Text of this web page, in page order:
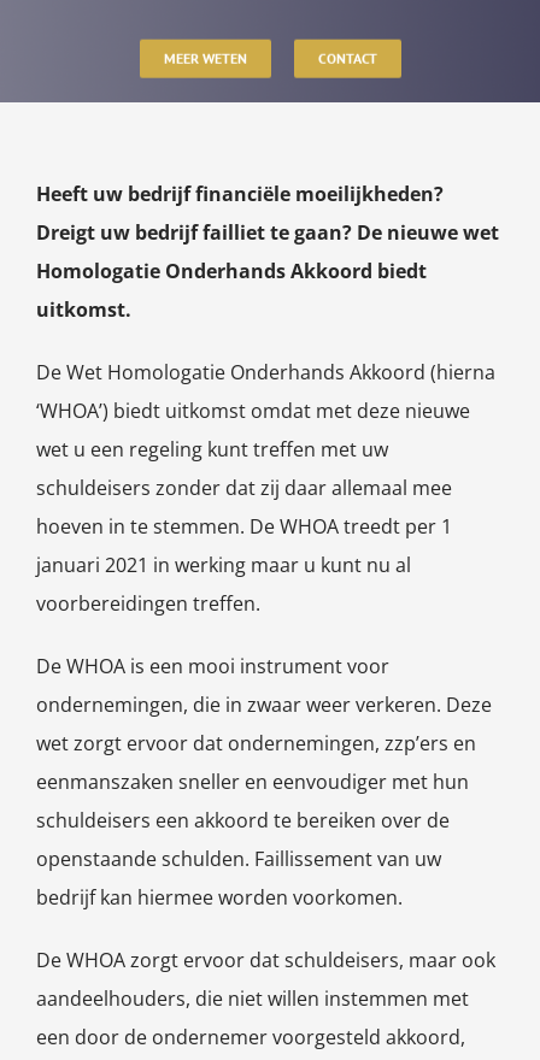
MEER WETEN CONTACT
Heeft uw bedrijf financiële moeilijkheden?
Dreigt uw bedrijf failliet te gaan? De nieuwe wet
Homologatie Onderhands Akkoord biedt
uitkomst.
De Wet Homologatie Onderhands Akkoord (hierna
‘WHOA’) biedt uitkomst omdat met deze nieuwe
wet u een regeling kunt treffen met uw
schuldeisers zonder dat zij daar allemaal mee
hoeven in te stemmen. De WHOA treedt per 1
januari 2021 in werking maar u kunt nu al
voorbereidingen treffen.
De WHOA is een mooi instrument voor
ondernemingen, die in zwaar weer verkeren. Deze
wet zorgt ervoor dat ondernemingen, zzp’ers en
eenmanszaken sneller en eenvoudiger met hun
schuldeisers een akkoord te bereiken over de
openstaande schulden. Faillissement van uw
bedrijf kan hiermee worden voorkomen.
De WHOA zorgt ervoor dat schuldeisers, maar ook
aandeelhouders, die niet willen instemmen met
een door de ondernemer voorgesteld akkoord,